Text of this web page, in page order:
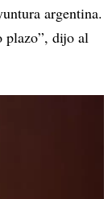
argentina.
plazo”, dijo al